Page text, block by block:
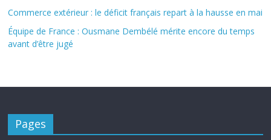
Commerce extérieur : le déficit français repart à la hausse en mai
Équipe de France : Ousmane Dembélé mérite encore du temps
avant d’être jugé
Pages